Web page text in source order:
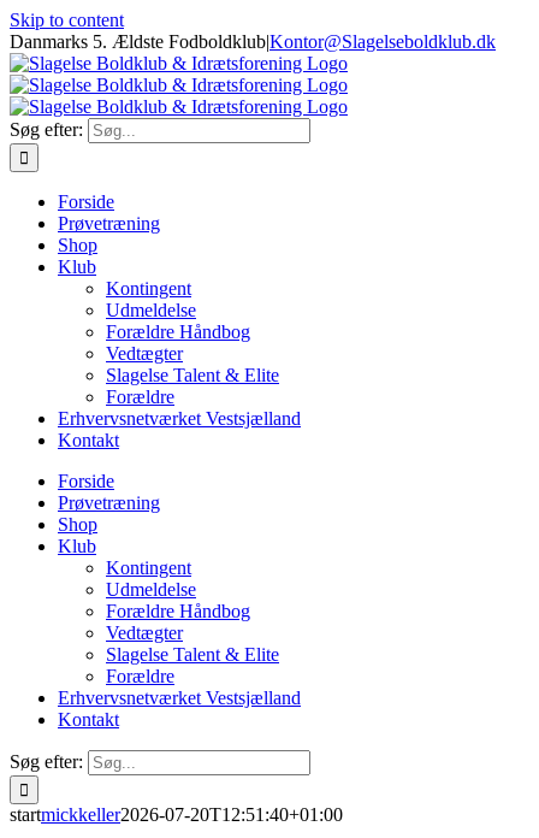
Skip to content
Danmarks 5. Ældste Fodboldklub|Kontor@Slagelseboldklub.dk
Søg efter:
Forside
Prøvetræning
Shop
Klub
Kontingent
Udmeldelse
Forældre Håndbog
Vedtægter
Slagelse Talent & Elite
Forældre
Erhvervsnetværket Vestsjælland
Kontakt
Forside
Prøvetræning
Shop
Klub
Kontingent
Udmeldelse
Forældre Håndbog
Vedtægter
Slagelse Talent & Elite
Forældre
Erhvervsnetværket Vestsjælland
Kontakt
Søg efter:
startmickkeller2026-07-20T12:51:40+01:00